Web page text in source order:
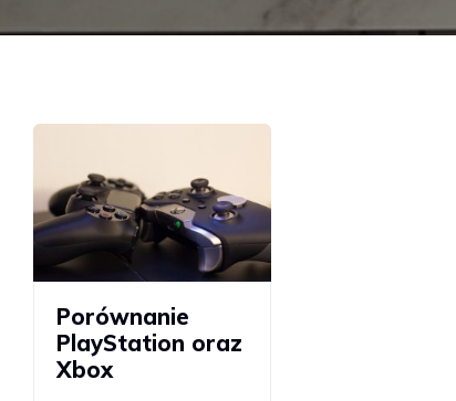
Porównanie
PlayStation oraz
Xbox